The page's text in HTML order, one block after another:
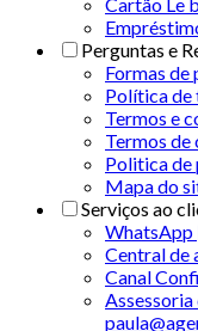
Perguntas e
Formas de
Política de
Termos e
Termos de
Politica de
Mapa do
Serviços ao
WhatsApp
Central de
Canal
Assessoria